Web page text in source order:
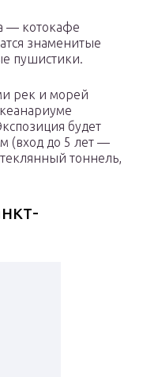
— котокафе
знаменитые
пушистики.
рек и морей
будет
(вход до 5 лет —
тоннель,